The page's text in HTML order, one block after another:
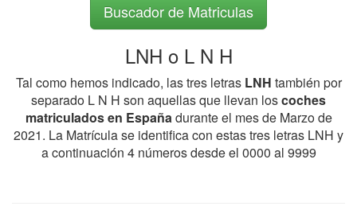
Buscador de Matriculas
LNH o L N H
Tal como hemos indicado, las tres letras LNH también por
separado L N H son aquellas que llevan loscoches
matriculados en Españadurante el mes de Marzo de
2021. La Matrícula se identifica con estas tres letras LNH y
a continuación 4 números desde el 0000 al 9999